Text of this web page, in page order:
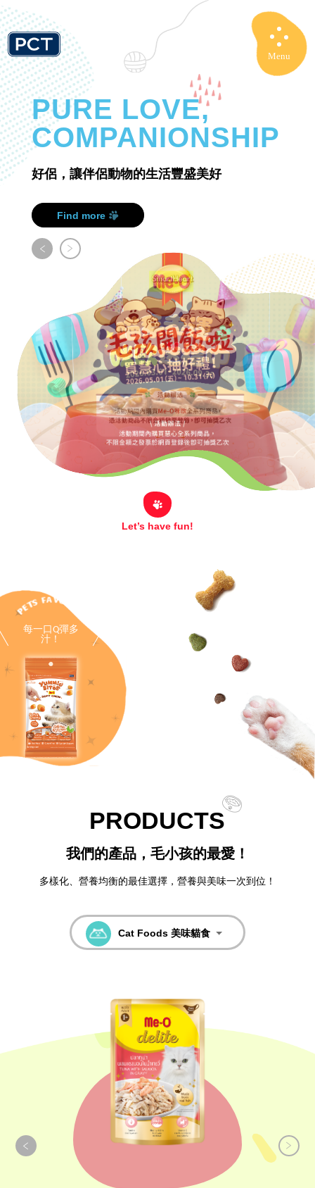
MenuClose
PURE LOVE,
COMPANIONSHIP
好侶，讓伴侶動物的生活豐盛美好
Find more
Let’s have fun!
每一口Q彈多
汁！
PRODUCTS
我們的產品，毛小孩的最愛！
多樣化、營養均衡的最佳選擇，營養與美味一次到位！
Cat Foods 美味貓食
Dog Foods 營養犬食
Others 其他寵物
Pet Supplies 寵物用品